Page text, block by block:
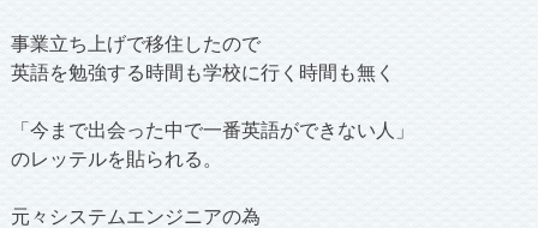
事業立ち上げで移住したので
英語を勉強する時間も学校に行く時間も無く
「今まで出会った中で一番英語ができない人」
のレッテルを貼られる。
元々システムエンジニアの為